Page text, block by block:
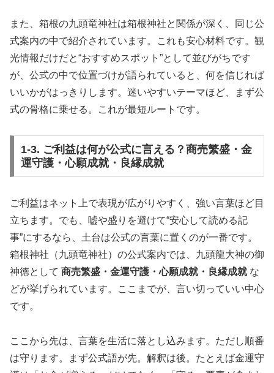
また、箱根の九頭竜神社は箱根神社と関係が深く、同じ公
式案内の中で紹介されています。これも安心材料です。観
光情報だけだと“おすすめスポット”として並びがちです
が、公式の中で位置づけが語られていると、何を信じれば
いいかがはっきりします。迷いやすいテーマほど、まず公
式の骨格に乗せる。これが最短ルートです。
1-3. ご利益は何が公式に言える？商売繁盛・金
運守護・心願成就・良縁成就
ご利益はネット上で表現が広がりやすく、強い言葉ほど目
立ちます。でも、嘘や盛りを避けて“安心して読める記
事”にするなら、土台は公式の言葉に置くのが一番です。
箱根神社（九頭竜神社）の公式案内では、九頭龍大神の御
神徳として 商売繁盛・金運守護・心願成就・良縁成就な
どが挙げられています。ここまでが、言い切っていい中心
です。
ここから先は、言葉を生活に落とし込みます。ただし順番
は守ります。まず公式語が先。解釈は後。たとえば金運守